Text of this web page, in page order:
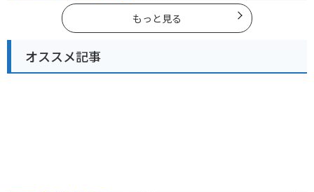
もっと見る
オススメ記事